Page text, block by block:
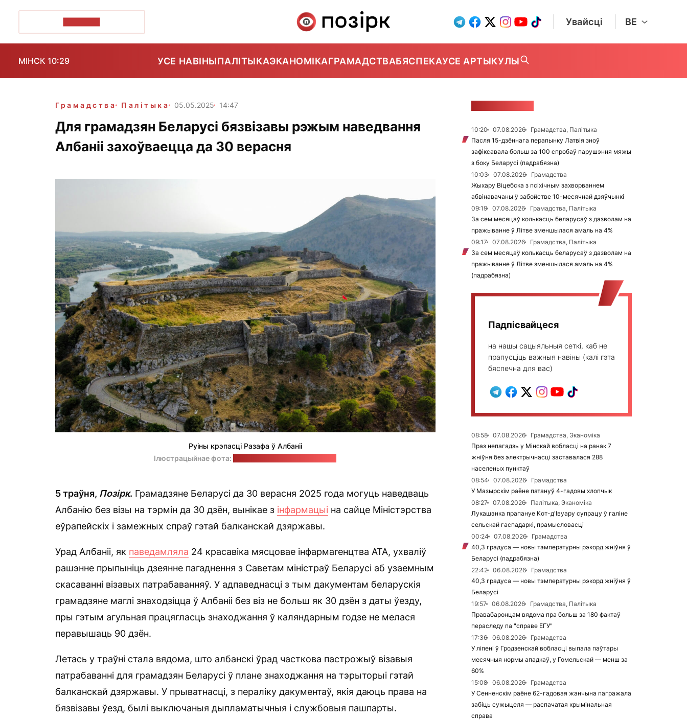
Увайсці BE
МІНСК 10:29 УСЕ НАВІНЫПАЛІТЫКАЭКАНОМІКАГРАМАДСТВАБЯСПЕКАУСЕ АРТЫКУЛЫ
Грамадства Палітыка 05.05.2025 14:47
Для грамадзян Беларусі бязвізавы рэжым наведвання
Албаніі захоўваецца да 30 верасня
Руіны крэпасці Разафа ў Албаніі
Ілюстрацыйнае фота:
5 траўня, Позірк. Грамадзяне Беларусі да 30 верасня 2025 года могуць наведваць
Албанію без візы на тэрмін да 30 дзён, вынікае з інфармацыі на сайце Міністэрства
еўрапейскіх і замежных спраў гэтай балканскай дзяржавы.
Урад Албаніі, як паведамляла 24 красавіка мясцовае інфармагенцтва ATA, ухваліў
рашэнне прыпыніць дзеянне пагаднення з Саветам міністраў Беларусі аб узаемным
скасаванні візавых патрабаванняў. У адпаведнасці з тым дакументам беларускія
грамадзяне маглі знаходзіцца ў Албаніі без віз не больш як 30 дзён з даты ўезду,
пры гэтым агульная працягласць знаходжання ў каляндарным годзе не мелася
перавышаць 90 дзён.
Летась у траўні стала вядома, што албанскі ўрад часткова пастрожыў візавыя
патрабаванні для грамадзян Беларусі ў плане знаходжання на тэрыторыі гэтай
балканскай дзяржавы. У прыватнасці, з пераліку дакументаў, якія даюць права на
бязвізавы ўезд, былі выключаныя дыпламатычныя і службовыя пашпарты.
10:20 07.08.2026
Грамадства, Палітыка
Пасля 15-дзённага перапынку Латвія зноў
зафіксавала больш за 100 спробаў парушэння мяжы
з боку Беларусі (падрабязна)
10:03
07.08.2026
Грамадства
Жыхару Віцебска з псіхічным захворваннем
абвінавачаны ў забойстве 10-месячнай дзяўчынкі
09:19
07.08.2026
Грамадства, Палітыка
За сем месяцаў колькасць беларусаў з дазволам на
пражыванне ў Літве зменшылася амаль на 4%
09:17
07.08.2026
Грамадства, Палітыка
За сем месяцаў колькасць беларусаў з дазволам на
пражыванне ў Літве зменшылася амаль на 4%
(падрабязна)
Падпісвайцеся
на нашы сацыяльныя сеткі, каб не
прапусціць важныя навіны (калі гэта
бяспечна для вас)
08:58 07.08.2026
Грамадства, Эканоміка
Праз непагадзь у Мінскай вобласці на ранак 7
жніўня без электрычнасці заставалася 288
населеных пунктаў
08:54
07.08.2026
Грамадства
У Мазырскім раёне патануў 4-гадовы хлопчык
08:27
07.08.2026
Палітыка, Эканоміка
Лукашэнка прапануе Кот-д'Івуару супрацу ў галіне
сельскай гаспадаркі, прамысловасці
00:24
07.08.2026
Грамадства
40,3 градуса — новы тэмпературны рэкорд жніўня ў
Беларусі (падрабязна)
22:42
06.08.2026
Грамадства
40,3 градуса — новы тэмпературны рэкорд жніўня ў
Беларусі
19:57
06.08.2026
Грамадства, Палітыка
Правабаронцам вядома пра больш за 180 фактаў
пераследу па "справе ЕГУ"
17:36
06.08.2026
Грамадства
У ліпені ў Гродзенскай вобласці выпала паўтары
месячныя нормы ападкаў, у Гомельскай — менш за
60%
15:08
06.08.2026
Грамадства
У Сенненскім раёне 62-гадовая жанчына пагражала
забіць сужыцеля — распачатая крымінальная
справа